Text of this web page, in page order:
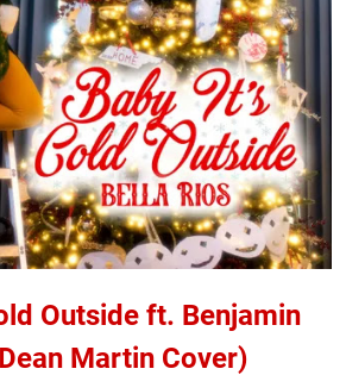
Outside ft. Benjamin
Martin Cover)